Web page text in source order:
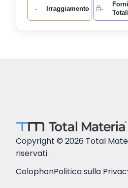
- Irraggiamento -
Totali
Copyright © 2026 Total
riservati.
ColophonPolitica sulla